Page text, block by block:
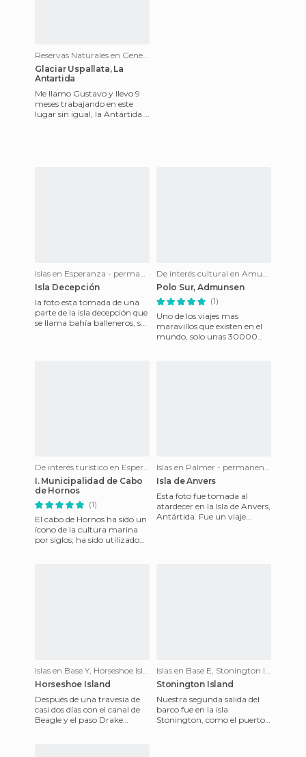
Reservas Naturales en General Belgrano II - permanent station of Argentina
Glaciar Uspallata, La
Antartida
Me llamo Gustavo y llevo 9
meses trabajando en este
lugar sin igual, la Antártida.
Islas en Esperanza - permanent station of Argentina
Isla Decepción
la foto esta tomada de una
parte de la isla decepción que
se llama bahía balleneros, su
De interés cultural en Amundsen-Scott - permanent station of the US
Polo Sur, Admunsen
(1)
Uno de los viajes mas
maravillos que existen en el
mundo, solo unas 30000
De interés turístico en Esperanza - permanent station of Argentina
I. Municipalidad de Cabo
de Hornos
(1)
El cabo de Hornos ha sido un
ícono de la cultura marina
por siglos; ha sido utilizado
Islas en Palmer - permanent station of the US
Isla de Anvers
Esta foto fue tomada al
atardecer en la Isla de Anvers,
Antártida. Fue un viaje
Islas en Base Y, Horseshoe Island
Horseshoe Island
Después de una travesía de
casi dos días con el canal de
Beagle y el paso Drake
Islas en Base E, Stonington Island
Stonington Island
Nuestra segunda salida del
barco fue en la isla
Stonington, como el puerto